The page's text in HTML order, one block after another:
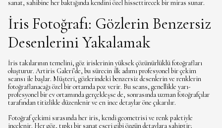
sanat, sahibine her baktığında kendini özel hissettirecek bir miras sunar.
İris Fotoğrafı: Gözlerin Benzersiz
Desenlerini Yakalamak
İris takılarının temelini, göz irislerinin yüksek çözünürlüklü fotoğrafları
oluşturur. Artiris Galeri’de, bu sürecin ilk adımı profesyonel bir çekim
seansı ile başlar. Müşteri, gözlerindeki benzersiz desenlerin ve renklerin
fotoğraflanacağı özel bir ortamda poz verir. Bu seans, genellikle yarı-
profesyonel bir ev ortamında gerçekleşse de, sonrasında uzman fotoğrafçılar
tarafından titizlikle düzenlenir ve en ince detaylar öne çıkarılır.
Fotoğraf çekimi sırasında her iris, kendi geometrisi ve renk paletiyle
incelenir. Her göz, tıpkı bir sanat eseri gibi özgün detaylara sahiptir;